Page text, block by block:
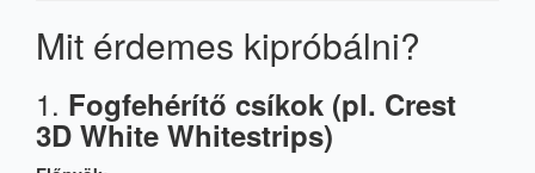
Mit érdemes kipróbálni?
1. Fogfehérítő csíkok (pl. Crest
3D White Whitestrips)